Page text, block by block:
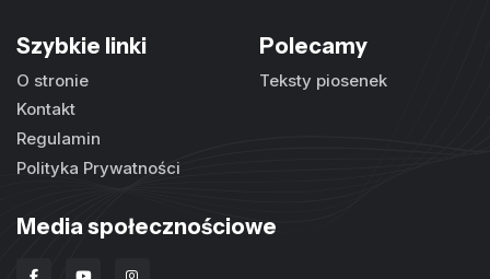
Szybkie linki
O stronie
Kontakt
Regulamin
Polityka Prywatności
Polecamy
Teksty piosenek
Media społecznościowe